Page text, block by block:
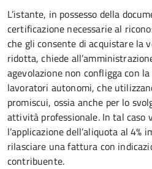
L’istante, in possesso della
certificazione necessarie al
che gli consente di acquistare la
ridotta, chiede
agevolazione non confligga con
lavoratori autonomi, che
promiscui, ossia anche per lo
attività professionale. In tal caso
l’applicazione dell’aliquota al 4%
rilasciare una fattura con
contribuente.